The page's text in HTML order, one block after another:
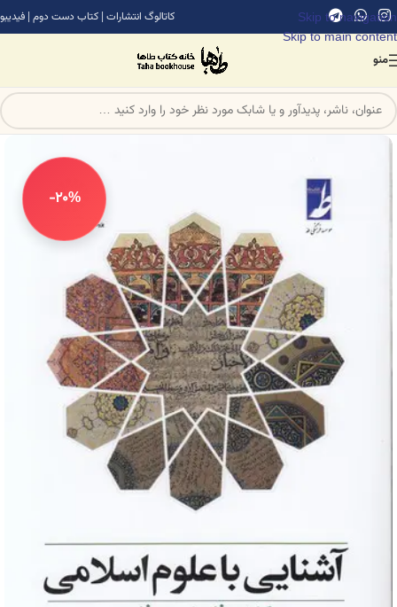
Skip to navigation
Skip to main content
کاتالوگ انتشارات | کتاب دست دوم | فیدیبو
منو
-20%